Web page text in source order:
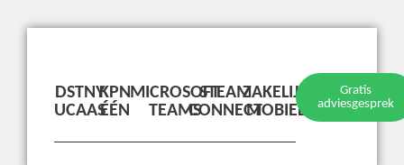
DSTNY
UCAAS
KPN
ÉÉN
MICROSOFT
TEAMS
STEAM
CONNECT
ZAKELIJK
MOBIEL
Gratis
adviesgesprek